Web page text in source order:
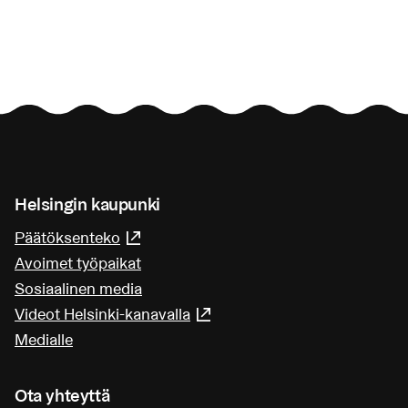
Helsingin kaupunki
Päätöksenteko
Avoimet työpaikat
Sosiaalinen media
Videot Helsinki-kanavalla
Medialle
Ota yhteyttä